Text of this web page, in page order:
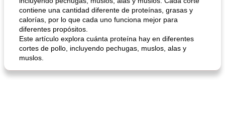
contiene una cantidad diferente de proteínas, grasas y
calorías, por lo que cada uno funciona mejor para
diferentes propósitos.
Este artículo explora cuánta proteína hay en diferentes
cortes de pollo, incluyendo pechugas, muslos, alas y
muslos.